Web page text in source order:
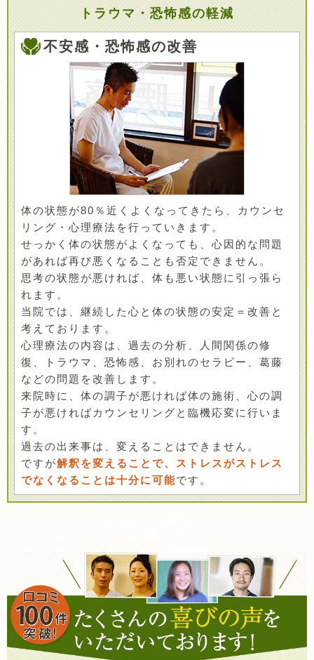
トラウマ・恐怖感の軽減
不安感・恐怖感の改善
体の状態が80％近くよくなってきたら、カウンセ
リング・心理療法を行っていきます。
せっかく体の状態がよくなっても、心因的な問題
があれば再び悪くなることも否定できません。
思考の状態が悪ければ、体も悪い状態に引っ張ら
れます。
当院では、継続した心と体の状態の安定＝改善と
考えております。
心理療法の内容は、過去の分析、人間関係の修
復、トラウマ、恐怖感、お別れのセラピー、葛藤
などの問題を改善します。
来院時に、体の調子が悪ければ体の施術、心の調
子が悪ければカウンセリングと臨機応変に行いま
す。
過去の出来事は、変えることはできません。
ですが解釈を変えることで、ストレスがストレス
でなくなることは十分に可能です。